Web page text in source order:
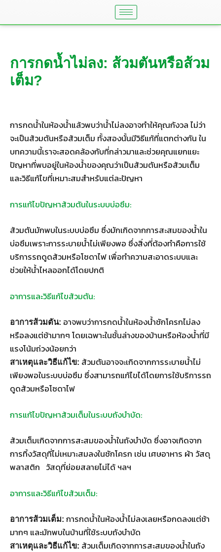
การกดน้ำไม่ลง: ส้วมตันหรือส้วม
เต็ม?
การกดน้ำในห้องน้ำแล้วพบว่าน้ำไม่ลงอาจทำให้คุณกังวล ไม่ว่า
จะเป็นส้วมตันหรือส้วมเต็ม ทั้งสองนั้นมีวิธีแก้ที่แตกต่างกัน ใน
บทความนี้เราจะสอดคล้องกับที่กล่าวมาและช่วยคุณแยกแยะ
ปัญหาที่พบอยู่ในห้องน้ำของคุณว่าเป็นส้วมตันหรือส้วมเต็ม
และวิธีแก้ไขที่เหมาะสมสำหรับแต่ละปัญหา
การแก้ไขปัญหาส้วมตันในระบบบ่อซึม:
ส้วมตันมักพบในระบบบ่อซึม ซึ่งมักเกิดจากการสะสมของน้ำใน
บ่อซึมเพราะการระบายน้ำไม่เพียงพอ ซึ่งสิ่งที่ต้องทำคือการใช้
บริการรถดูดส้วมหรือโซดาไฟ เพื่อทำความสะอาดระบบและ
ช่วยให้น้ำไหลออกได้โดยปกติ
อาการและวิธีแก้ไขส้วมตัน:
อาการส้วมตัน: อาจพบว่าการกดน้ำในห้องน้ำชักโครกไม่ลง
หรือลงแต่ช้ามากๆ โดยเฉพาะในชั้นล่างของบ้านหรือห้องน้ำที่มี
แรงโน้มถ่วงน้อยกว่า
สาเหตุและวิธีแก้ไข: ส้วมตันอาจจะเกิดจากการระบายน้ำไม่
เพียงพอในระบบบ่อซึม ซึ่งสามารถแก้ไขได้โดยการใช้บริการรถ
ดูดส้วมหรือโซดาไฟ
การแก้ไขปัญหาส้วมเต็มในระบบถังบำบัด:
ส้วมเต็มเกิดจากการสะสมของน้ำในถังบำบัด ซึ่งอาจเกิดจาก
การทิ้งวัสดุที่ไม่เหมาะสมลงในชักโครก เช่น เศษอาหาร ผ้า วัสดุ
พลาสติก วัสดุที่ย่อยสลายไม่ได้ ฯลฯ
อาการและวิธีแก้ไขส้วมเต็ม:
อาการส้วมเต็ม: การกดน้ำในห้องน้ำไม่ลงเลยหรือกดลงแต่ช้า
มากๆ และมักพบในบ้านที่ใช้ระบบถังบำบัด
สาเหตุและวิธีแก้ไข: ส้วมเต็มเกิดจากการสะสมของน้ำในถัง